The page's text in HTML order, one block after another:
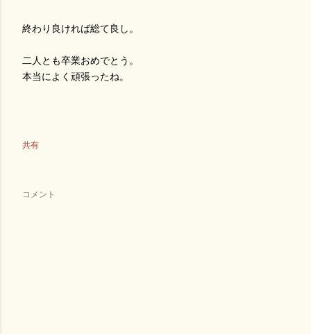
終わり良ければ総て良し。
二人とも卒業おめでとう。
本当によく頑張ったね。
共有
コメント